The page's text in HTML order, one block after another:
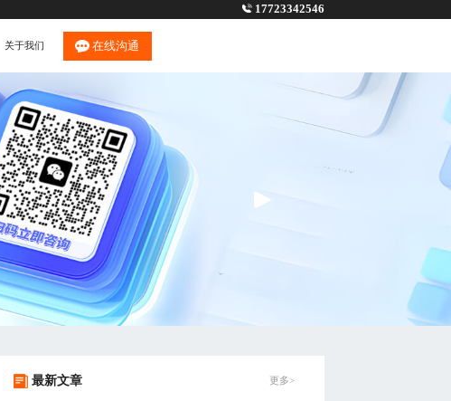
17723342546
关于我们 在线沟通
最新文章 更多>